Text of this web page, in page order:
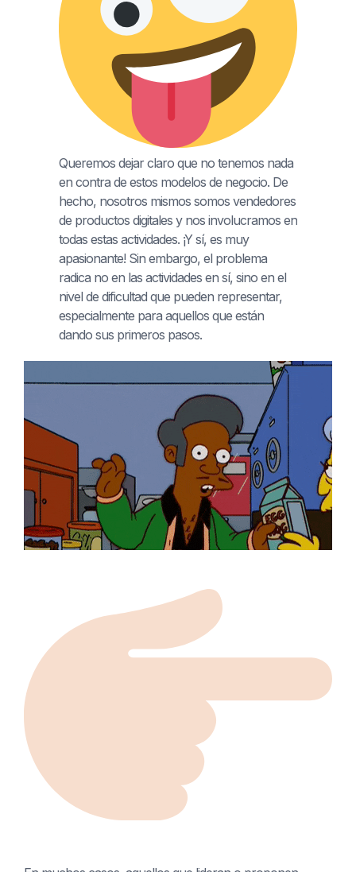
Queremos dejar claro que no tenemos nada
en contra de estos modelos de negocio. De
hecho, nosotros mismos somos vendedores
de productos digitales y nos involucramos en
todas estas actividades. ¡Y sí, es muy
apasionante! Sin embargo, el problema
radica no en las actividades en sí, sino en el
nivel de dificultad que pueden representar,
especialmente para aquellos que están
dando sus primeros pasos.